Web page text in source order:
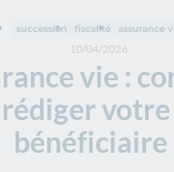
vie :
votre
bénéficiaire
10/04/2026
succession fiscalité assurance